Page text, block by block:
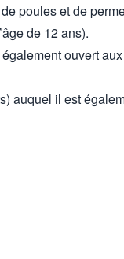
poules et de
de 12 ans).
ouvert
auquel il est